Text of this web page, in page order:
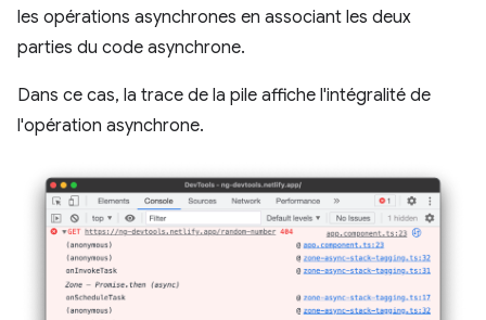
les opérations asynchrones en associant les deux
parties du code asynchrone.
Dans ce cas, la trace de la pile affiche l'intégralité de
l'opération asynchrone.